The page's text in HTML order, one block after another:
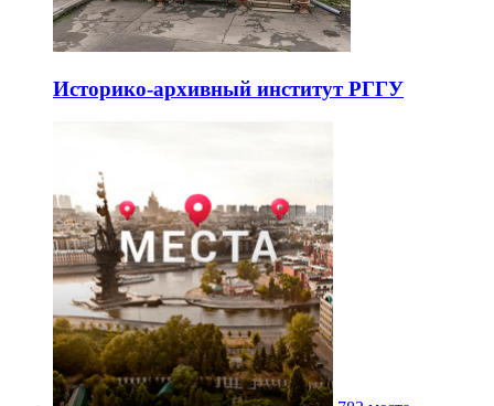
Историко-архивный институт РГГУ